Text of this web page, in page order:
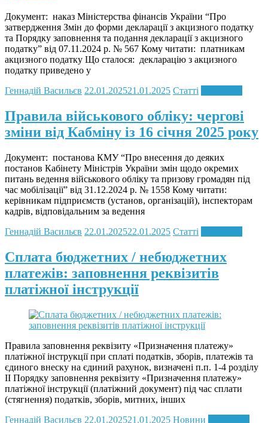
Документ: наказ Міністерства фінансів України “Про
затвердження Змін до форми декларації з акцизного податку
та Порядку заповнення та подання декларації з акцизного
податку” від 07.11.2024 р. № 567 Кому читати: платникам
акцизного податку Що сталося: декларацію з акцизного
податку приведено у
Геннадій Васильєв 22.01.202521.01.2025 Статті
Правила військового обліку: чергові
зміни від Кабміну із 16 січня 2025 року
Документ: постанова КМУ “Про внесення до деяких
постанов Кабінету Міністрів України змін щодо окремих
питань ведення військового обліку та призову громадян під
час мобілізації” від 31.12.2024 р. № 1558 Кому читати:
керівникам підприємств (установ, організацій), інспекторам
кадрів, відповідальним за ведення
Геннадій Васильєв 22.01.202522.01.2025 Статті
Сплата бюджетних / небюджетних
платежів: заповнення реквізитів
платіжної інструкції
Правила заповнення реквізиту «Призначення платежу»
платіжної інструкції при сплаті податків, зборів, платежів та
єдиного внеску на єдиний рахунок, визначені п.п. 1-4 розділу
ІІ Порядку заповнення реквізиту «Призначення платежу»
платіжної інструкції (платіжний документ) під час сплати
(стягнення) податків, зборів, митних, інших
Геннадій Васильєв 22.01.202521.01.2025 Новини